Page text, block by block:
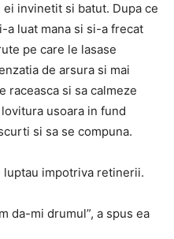
invinetit si batut. Dupa ce
a luat mana si si-a frecat
pe care le lasase
de arsura si mai
raceasca si sa calmeze
usoara in fund
si sa se compuna.
impotriva retinerii.
da-mi drumul”, a spus ea